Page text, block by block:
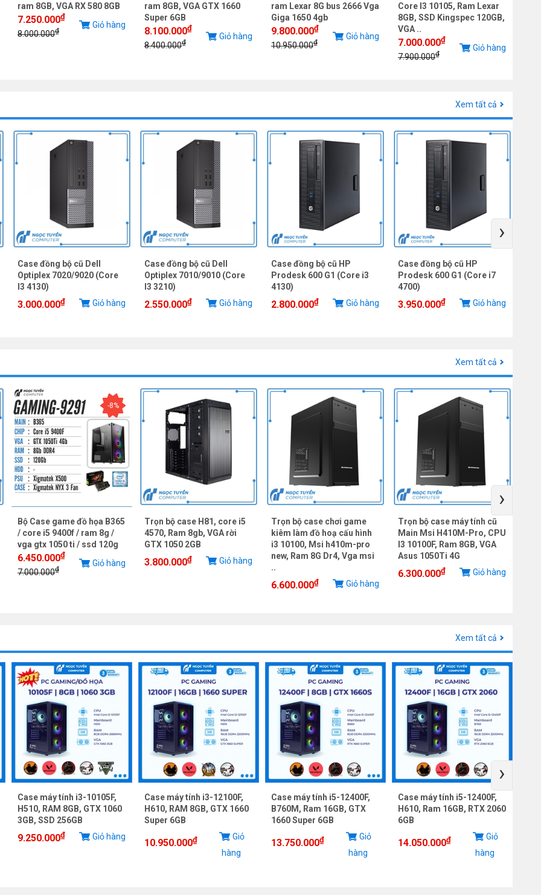
ram 8GB, VGA RX 580 8GB
7.250.000₫
8.000.000₫
Giỏ hàng
ram 8GB, VGA GTX 1660
Super 6GB
8.100.000₫
8.400.000₫
Giỏ hàng
ram Lexar 8G bus 2666 Vga
Giga 1650 4gb
9.800.000₫
10.950.000₫
Giỏ hàng
Core I3 10105, Ram Lexar
8GB, SSD Kingspec 120GB,
VGA ..
7.000.000₫
7.900.000₫
Giỏ hàng
Xem tất cả
Case đồng bộ cũ Dell
Optiplex 7020/9020 (Core
I3 4130)
3.000.000₫ Giỏ hàng
Case đồng bộ cũ Dell
Optiplex 7010/9010 (Core
I3 3210)
2.550.000₫ Giỏ hàng
Case đồng bộ cũ HP
Prodesk 600 G1 (Core i3
4130)
2.800.000₫ Giỏ hàng
Case đồng bộ cũ HP
Prodesk 600 G1 (Core i7
4700)
3.950.000₫ Giỏ hàng
›
Xem tất cả
-8%
Bộ Case game đồ họa B365
/ core i5 9400f / ram 8g /
vga gtx 1050 ti / ssd 120g
6.450.000₫
7.000.000₫
Giỏ hàng
Trọn bộ case H81, core i5
4570, Ram 8gb, VGA rời
GTX 1050 2GB
3.800.000₫ Giỏ hàng
Trọn bộ case chơi game
kiêm làm đồ hoạ cấu hình
i3 10100, Msi h410m-pro
new, Ram 8G Dr4, Vga msi
..
6.600.000₫ Giỏ hàng
Trọn bộ case máy tính cũ
Main Msi H410M-Pro, CPU
I3 10100F, Ram 8GB, VGA
Asus 1050Ti 4G
6.300.000₫ Giỏ hàng
›
Xem tất cả
Case máy tính i3-10105F,
H510, RAM 8GB, GTX 1060
3GB, SSD 256GB
9.250.000₫ Giỏ hàng
Case máy tính i3-12100F,
H610, RAM 8GB, GTX 1660
Super 6GB
10.950.000₫
Giỏ
hàng
Case máy tính i5-12400F,
B760M, Ram 16GB, GTX
1660 Super 6GB
13.750.000₫
Giỏ
hàng
Case máy tính i5-12400F,
H610, Ram 16GB, RTX 2060
6GB
14.050.000₫
Giỏ
hàng
›